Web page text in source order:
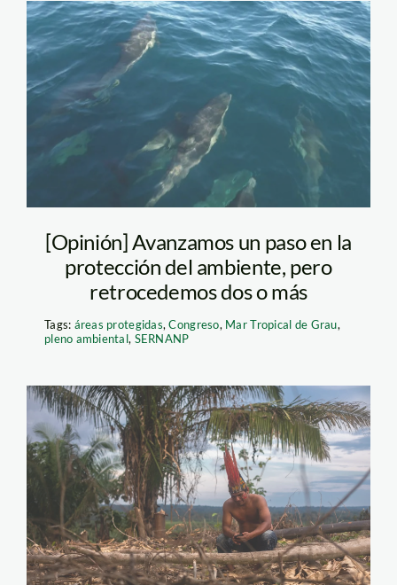
3.-Ballenas-Pacífico-
Adventures
[Opinión] Avanzamos un paso en la
protección del ambiente, pero
retrocedemos dos o más
Tags: áreas protegidas,Congreso, Mar Tropical de Grau,
pleno ambiental, SERNANP
pueblos
indígenas_Diego
Pérez (2)